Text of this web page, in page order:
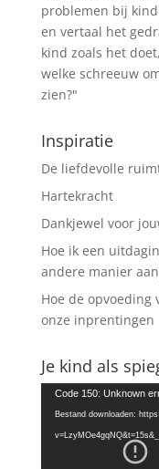
problemen bij
en vertaal het
kind zoals het
welke schreeuw
zien?"
Inspiratie
De liefdevolle
Hartekracht
Dankjewel voor
Hoe ik een
andere manier
Hoe de
onze inprentingen
Je kind als
Videospeler
Code 150: Unknown
Bestand downloaden: